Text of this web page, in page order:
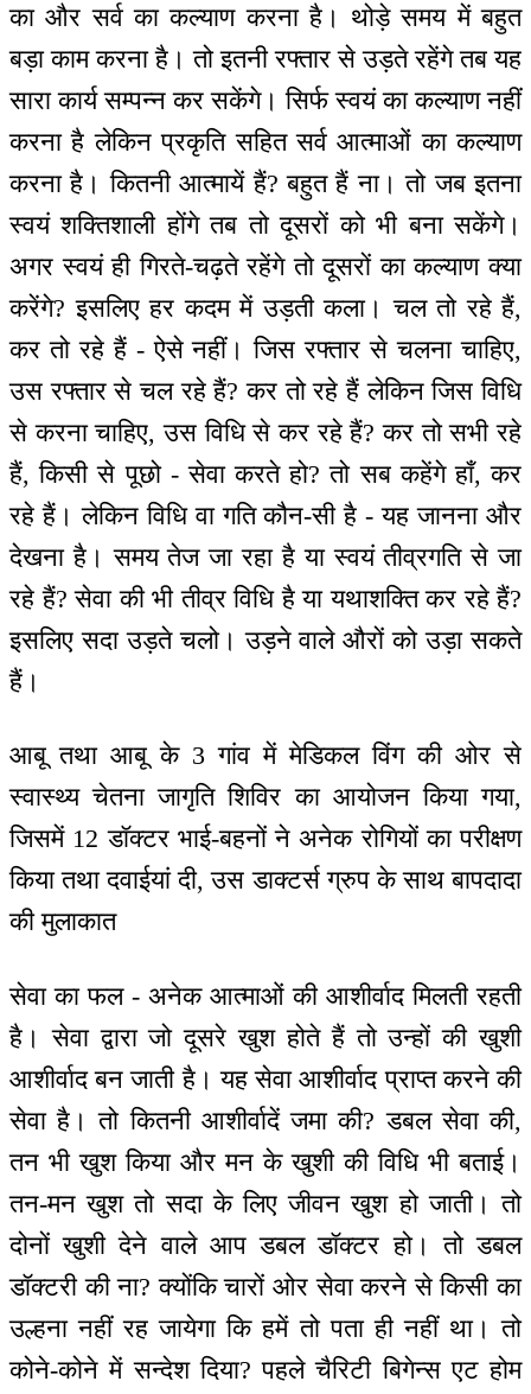
का और सर्व का कल्याण करना है। थोड़े समय में बहुत
बड़ा काम करना है। तो इतनी रफ्तार से उड़ते रहेंगे तब यह
सारा कार्य सम्पन्न कर सकेंगे। सिर्फ स्वयं का कल्याण नहीं
करना है लेकिन प्रकृति सहित सर्व आत्माओं का कल्याण
करना है। कितनी आत्मायें हैं? बहुत हैं ना। तो जब इतना
स्वयं शक्तिशाली होंगे तब तो दूसरों को भी बना सकेंगे।
अगर स्वयं ही गिरते-चढ़ते रहेंगे तो दूसरों का कल्याण क्या
करेंगे? इसलिए हर कदम में उड़ती कला। चल तो रहे हैं,
कर तो रहे हैं - ऐसे नहीं। जिस रफ्तार से चलना चाहिए,
उस रफ्तार से चल रहे हैं? कर तो रहे हैं लेकिन जिस विधि
से करना चाहिए, उस विधि से कर रहे हैं? कर तो सभी रहे
हैं, किसी से पूछो - सेवा करते हो? तो सब कहेंगे हाँ, कर
रहे हैं। लेकिन विधि वा गति कौन-सी है - यह जानना और
देखना है। समय तेज जा रहा है या स्वयं तीव्रगति से जा
रहे हैं? सेवा की भी तीव्र विधि है या यथाशक्ति कर रहे हैं?
इसलिए सदा उड़ते चलो। उड़ने वाले औरों को उड़ा सकते
हैं।
आबू तथा आबू के 3 गांव में मेडिकल विंग की ओर से
स्वास्थ्य चेतना जागृति शिविर का आयोजन किया गया,
जिसमें 12 डॉक्टर भाई-बहनों ने अनेक रोगियों का परीक्षण
किया तथा दवाईयां दी, उस डाक्टर्स ग्रुप के साथ बापदादा
की मुलाकात
सेवा का फल - अनेक आत्माओं की आशीर्वाद मिलती रहती
है। सेवा द्वारा जो दूसरे खुश होते हैं तो उन्हों की खुशी
आशीर्वाद बन जाती है। यह सेवा आशीर्वाद प्राप्त करने की
सेवा है। तो कितनी आशीर्वादें जमा की? डबल सेवा की,
तन भी खुश किया और मन के खुशी की विधि भी बताई।
तन-मन खुश तो सदा के लिए जीवन खुश हो जाती। तो
दोनों खुशी देने वाले आप डबल डॉक्टर हो। तो डबल
डॉक्टरी की ना? क्योंकि चारों ओर सेवा करने से किसी का
उल्हना नहीं रह जायेगा कि हमें तो पता ही नहीं था। तो
कोने-कोने में सन्देश दिया? पहले चैरिटी बिगेन्स एट होम